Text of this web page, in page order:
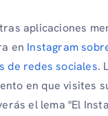
aplicaciones
en Instagram
de redes sociales.
en que visites
el lema "El